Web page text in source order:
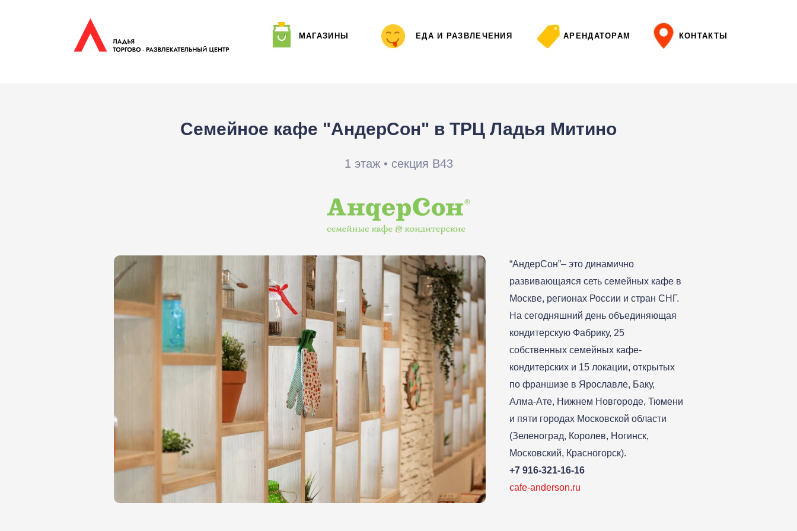
МАГАЗИНЫ ЕДА И РАЗВЛЕЧЕНИЯ АРЕНДАТОРАМ КОНТАКТЫ
Семейное кафе "АндерСон" в ТРЦ Ладья Митино
1 этаж • секция B43
“АндерСон”– это динамично
развивающаяся сеть семейных кафе в
Москве, регионах России и стран СНГ.
На сегодняшний день объединяющая
кондитерскую Фабрику, 25
собственных семейных кафе-
кондитерских и 15 локации, открытых
по франшизе в Ярославле, Баку,
Алма-Ате, Нижнем Новгороде, Тюмени
и пяти городах Московской области
(Зеленоград, Королев, Ногинск,
Московский, Красногорск).
+7 916-321-16-16
cafe-anderson.ru